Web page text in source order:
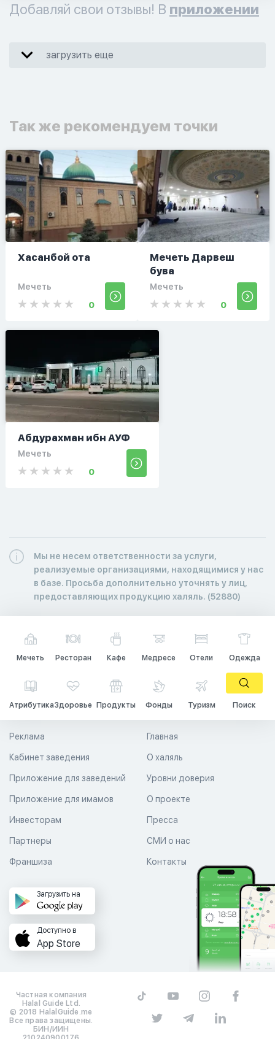
Добавляй свои отзывы! В приложении
загрузить еще
Так же рекомендуем точки
Хасанбой ота
Мечеть
0
Мечеть Дарвеш
бува
Мечеть
0
Абдурахман ибн АУФ
Мечеть
0
Мы не несем ответственности за услуги,
реализуемые организациями, находящимися у нас
в базе. Просьба дополнительно уточнять у лиц,
предоставляющих продукцию халяль. (52880)
Мечеть Ресторан Кафе Медресе Отели Одежда
АтрибутикаЗдоровье Продукты Фонды Туризм Поиск
Главная
О халяль
Уровни доверия
Реклама
Кабинет заведения
Приложение для заведений
Приложение для имамов О проекте
Пресса
СМИ о нас
Контакты
Инвесторам
Партнеры
Франшиза
Загрузить на
Доступно в
App Store
Частная компания
Halal Guide Ltd.
© 2018 HalalGuide.me
Все права защищены.
БИН/ИИН